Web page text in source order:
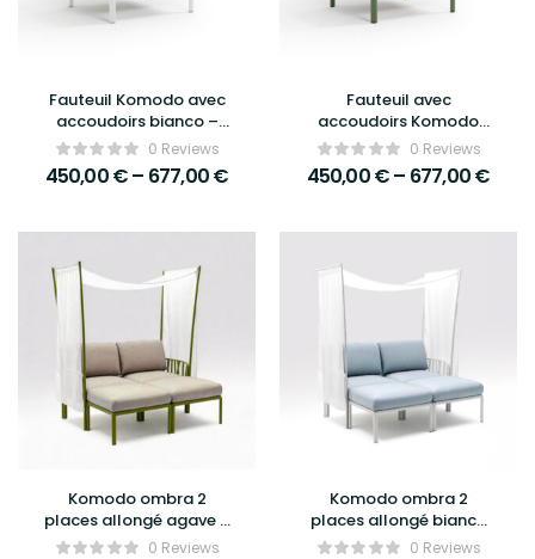
Fauteuil Komodo avec
accoudoirs bianco –
Nardi0 Reviews
450,00€– 677,00€
Fauteuil avec
accoudoirs Komodo
agave – Nardi
0 Reviews
450,00€– 677,00€
Komodo ombra 2
places allongé agave –
Nardi0 Reviews
Komodo ombra 2
places allongé bianco
– Nardi0 Reviews